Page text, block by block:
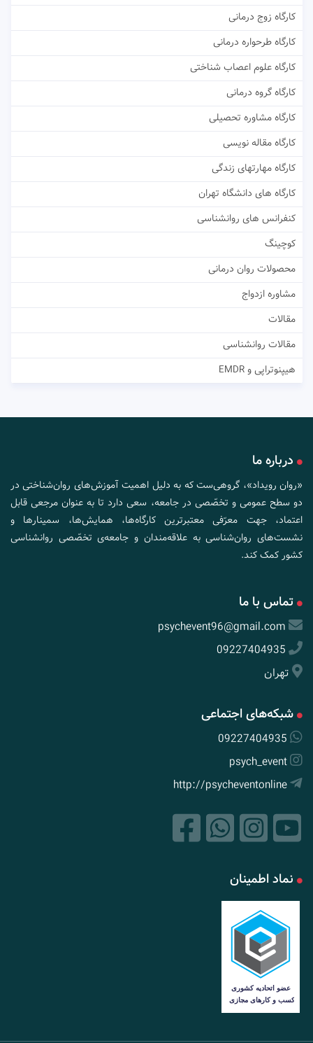
کارگاه زوج درمانی
کارگاه طرحواره درمانی
کارگاه علوم اعصاب شناختی
کارگاه گروه درمانی
کارگاه مشاوره تحصیلی
کارگاه مقاله نویسی
کارگاه مهارتهای زندگی
کارگاه های دانشگاه تهران
کنفرانس های روانشناسی
کوچینگ
محصولات روان درمانی
مشاوره ازدواج
مقالات
مقالات روانشناسی
هیپنوتراپی و EMDR
درباره ما
«روان رویداد»، گروهی‌ست که به دلیل اهمیت آموزش‌های روان‌شناختی در
دو سطح عمومی و تخصّصی در جامعه، سعی دارد تا به عنوان مرجعی قابل
اعتماد، جهت معرّفی معتبرترین کارگاه‌ها، همایش‌ها، سمینارها و
نشست‌های روان‌شناسی به علاقه‌مندان و جامعه‌ی تخصّصی روانشناسی
کشور کمک کند.
تماس با ما
psychevent96@gmail.com
09227404935
تهران
شبکه‌های اجتماعی
09227404935
psych_event
http://psycheventonline
نماد اطمینان